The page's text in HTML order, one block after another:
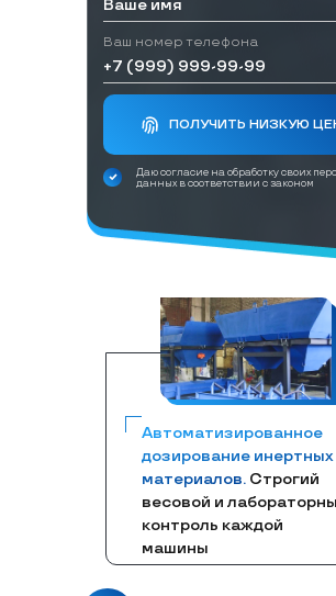
Ваш номер телефона
ПОЛУЧИТЬ НИЗКУЮ
Даю согласие на обработку своих
данных в соответствии с законом
Автоматизированное
дозирование инертных
материалов. Строгий
весовой и
контроль каждой
машины